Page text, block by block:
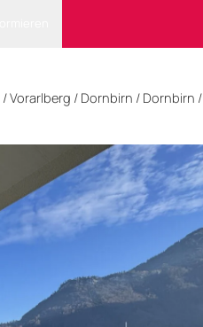
/Vorarlberg / Dornbirn / Dornbirn /